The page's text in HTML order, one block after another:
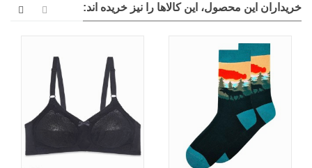
خریداران این محصول، این کالاها را نیز خریده اند: